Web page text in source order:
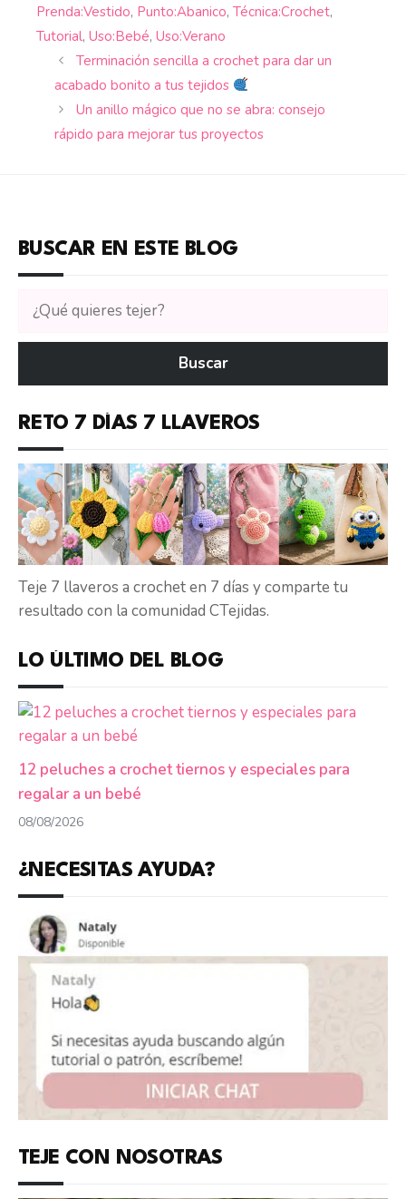
Prenda:Vestido, Punto:Abanico, Técnica:Crochet,
Tutorial, Uso:Bebé, Uso:Verano
Terminación sencilla a crochet para dar un
acabado bonito a tus tejidos
Un anillo mágico que no se abra: consejo
rápido para mejorar tus proyectos
BUSCAR EN ESTE BLOG
Buscar
tutoriales
en
Buscar
RETO 7 DÍAS 7 LLAVEROS
Teje 7 llaveros a crochet en 7 días y comparte tu
resultado con la comunidad CTejidas.
LO ÚLTIMO DEL BLOG
12 peluches a crochet tiernos y especiales para
regalar a un bebé
08/08/2026
¿NECESITAS AYUDA?
TEJE CON NOSOTRAS